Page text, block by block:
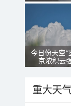
今日份天空“
京浓积云
重大天